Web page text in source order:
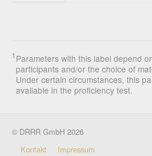
1 Parameters with this label depend
participants and/or the choice of
Under certain circumstances, this
available in the proficiency test.
© DRRR GmbH 2026
Kontakt
Impressum